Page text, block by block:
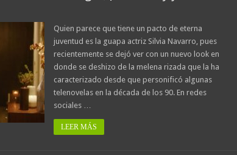
Quien parece que tiene un pacto de eterna
juventud es la guapa actriz Silvia Navarro, pues
recientemente se dejó ver con un nuevo look en
donde se deshizo de la melena rizada que la ha
caracterizado desde que personificó algunas
telenovelas en la década de los 90. En redes
sociales …
LEER MÁS